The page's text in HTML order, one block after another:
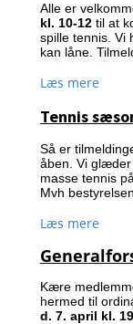
Alle er
kl. 10-12til at
spille tennis. Vi
kan låne.
Læs mere
Tennis
Så er
åben. Vi glæder
masse tennis
Mvh bestyrelsen.
Læs mere
Kære
hermed til
d. 7. april kl.